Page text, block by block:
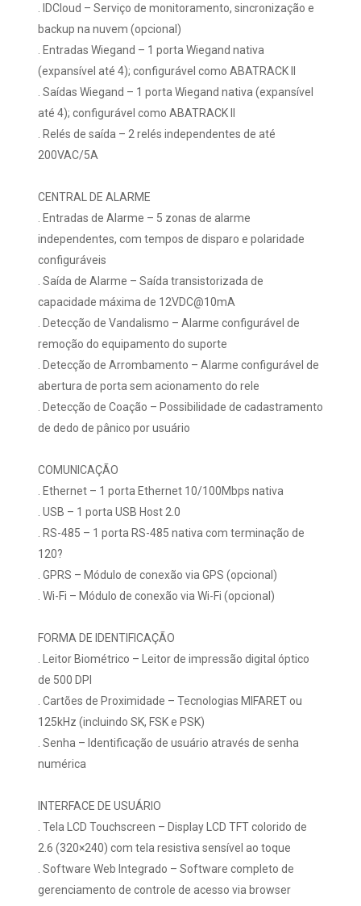
. IDCloud – Serviço de monitoramento, sincronização e
backup na nuvem (opcional)
. Entradas Wiegand – 1 porta Wiegand nativa
(expansível até 4); configurável como ABATRACK II
. Saídas Wiegand – 1 porta Wiegand nativa (expansível
até 4); configurável como ABATRACK II
. Relés de saída – 2 relés independentes de até
200VAC/5A
CENTRAL DE ALARME
. Entradas de Alarme – 5 zonas de alarme
independentes, com tempos de disparo e polaridade
configuráveis
. Saída de Alarme – Saída transistorizada de
capacidade máxima de 12VDC@10mA
. Detecção de Vandalismo – Alarme configurável de
remoção do equipamento do suporte
. Detecção de Arrombamento – Alarme configurável de
abertura de porta sem acionamento do rele
. Detecção de Coação – Possibilidade de cadastramento
de dedo de pânico por usuário
COMUNICAÇÃO
. Ethernet – 1 porta Ethernet 10/100Mbps nativa
. USB – 1 porta USB Host 2.0
. RS-485 – 1 porta RS-485 nativa com terminação de
120?
. GPRS – Módulo de conexão via GPS (opcional)
. Wi-Fi – Módulo de conexão via Wi-Fi (opcional)
FORMA DE IDENTIFICAÇÃO
. Leitor Biométrico – Leitor de impressão digital óptico
de 500 DPI
. Cartões de Proximidade – Tecnologias MIFARET ou
125kHz (incluindo SK, FSK e PSK)
. Senha – Identificação de usuário através de senha
numérica
INTERFACE DE USUÁRIO
. Tela LCD Touchscreen – Display LCD TFT colorido de
2.6 (320×240) com tela resistiva sensível ao toque
. Software Web Integrado – Software completo de
gerenciamento de controle de acesso via browser